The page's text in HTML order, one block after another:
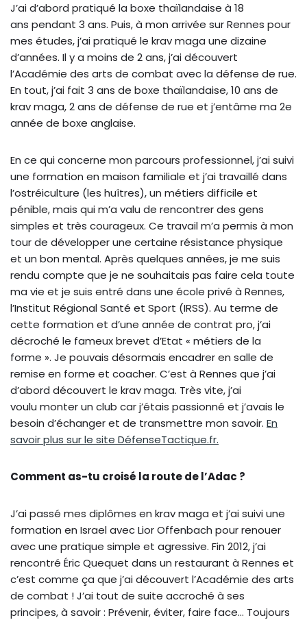
J’ai d’abord pratiqué la boxe thaïlandaise à 18
ans pendant 3 ans. Puis, à mon arrivée sur Rennes pour
mes études, j’ai pratiqué le krav maga une dizaine
d’années. Il y a moins de 2 ans, j’ai découvert
l’Académie des arts de combat avec la défense de rue.
En tout, j’ai fait 3 ans de boxe thaïlandaise, 10 ans de
krav maga, 2 ans de défense de rue et j’entâme ma 2e
année de boxe anglaise.
En ce qui concerne mon parcours professionnel, j’ai suivi
une formation en maison familiale et j’ai travaillé dans
l’ostréiculture (les huîtres), un métiers difficile et
pénible, mais qui m’a valu de rencontrer des gens
simples et très courageux. Ce travail m’a permis à mon
tour de développer une certaine résistance physique
et un bon mental. Après quelques années, je me suis
rendu compte que je ne souhaitais pas faire cela toute
ma vie et je suis entré dans une école privé à Rennes,
l’Institut Régional Santé et Sport (IRSS). Au terme de
cette formation et d’une année de contrat pro, j’ai
décroché le fameux brevet d’Etat « métiers de la
forme ». Je pouvais désormais encadrer en salle de
remise en forme et coacher. C’est à Rennes que j’ai
d’abord découvert le krav maga. Très vite, j’ai
voulu monter un club car j’étais passionné et j’avais le
besoin d’échanger et de transmettre mon savoir. En
savoir plus sur le site DéfenseTactique.fr.
Comment as-tu croisé la route de l’Adac ?
J’ai passé mes diplômes en krav maga et j’ai suivi une
formation en Israel avec Lior Offenbach pour renouer
avec une pratique simple et agressive. Fin 2012, j’ai
rencontré Éric Quequet dans un restaurant à Rennes et
c’est comme ça que j’ai découvert l’Académie des arts
de combat ! J’ai tout de suite accroché à ses
principes, à savoir : Prévenir, éviter, faire face… Toujours